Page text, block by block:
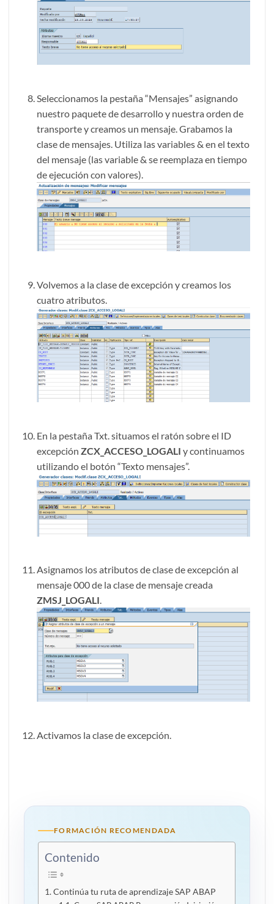
Seleccionamos la pestaña “Mensajes” asignando
nuestro paquete de desarrollo y nuestra orden de
transporte y creamos un mensaje. Grabamos la
clase de mensajes. Utiliza las variables & en el texto
del mensaje (las variable & se reemplaza en tiempo
de ejecución con valores).
Volvemos a la clase de excepción y creamos los
cuatro atributos.
En la pestaña Txt. situamos el ratón sobre el ID
excepción ZCX_ACCESO_LOGALI y continuamos
utilizando el botón “Texto mensajes”.
Asignamos los atributos de clase de excepción al
mensaje 000 de la clase de mensaje creada
ZMSJ_LOGALI.
Activamos la clase de excepción.
FORMACIÓN RECOMENDADA
Contenido
Continúa tu ruta de aprendizaje SAP ABAP